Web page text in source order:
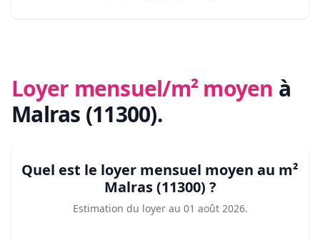
Loyer mensuel/m² moyen à
Malras (11300).
Quel est le loyer mensuel moyen au m²
Malras (11300) ?
Estimation du loyer au 01 août 2026.